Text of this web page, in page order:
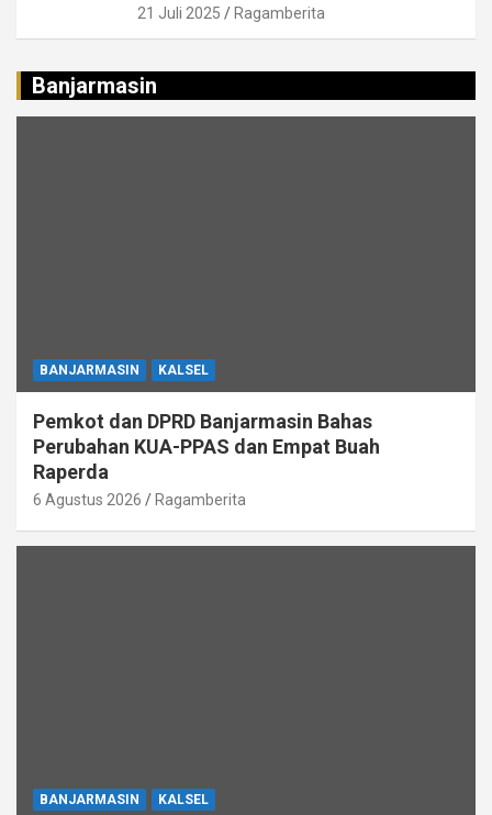
21 Juli 2025 Ragamberita
Banjarmasin
BANJARMASIN KALSEL
Pemkot dan DPRD Banjarmasin Bahas
Perubahan KUA-PPAS dan Empat Buah
Raperda
6 Agustus 2026 Ragamberita
BANJARMASIN KALSEL